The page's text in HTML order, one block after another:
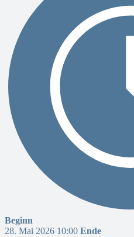
Beginn
28. Mai 2026 10:00 Ende